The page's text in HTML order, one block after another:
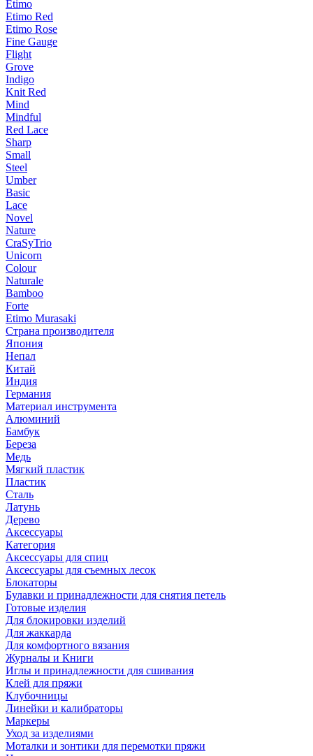
Etimo
Etimo Red
Etimo Rose
Fine Gauge
Flight
Grove
Indigo
Knit Red
Mind
Mindful
Red Lace
Sharp
Small
Steel
Umber
Basic
Lace
Novel
Nature
CraSyTrio
Unicorn
Colour
Naturale
Bamboo
Forte
Etimo Murasaki
Страна производителя
Япония
Непал
Китай
Индия
Германия
Материал инструмента
Алюминий
Бамбук
Береза
Медь
Мягкий пластик
Пластик
Сталь
Латунь
Дерево
Аксессуары
Категория
Аксессуары для спиц
Аксессуары для съемных лесок
Блокаторы
Булавки и принадлежности для снятия петель
Готовые изделия
Для блокировки изделий
Для жаккарда
Для комфортного вязания
Журналы и Книги
Иглы и принадлежности для сшивания
Клей для пряжи
Клубочницы
Линейки и калибраторы
Маркеры
Уход за изделиями
Моталки и зонтики для перемотки пряжи